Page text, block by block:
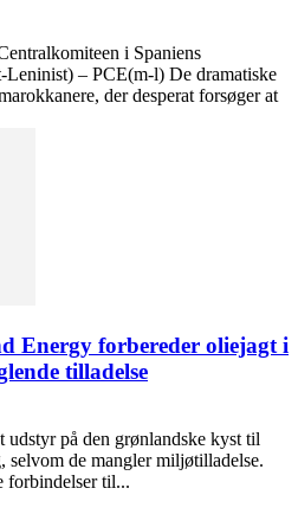
i Spaniens
– PCE(m-l) De dramatiske
der desperat forsøger at
Energy forbereder oliejagt i
tilladelse
udstyr på den grønlandske kyst til
selvom de mangler miljøtilladelse.
forbindelser til...